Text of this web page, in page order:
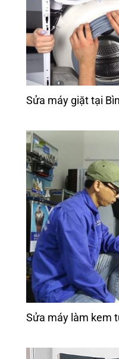
Sửa máy giặt tại
Sửa máy làm kem